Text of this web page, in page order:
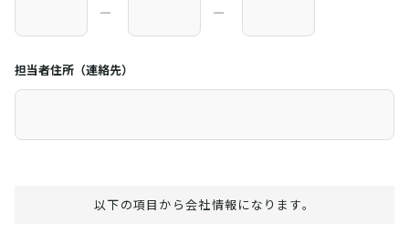
― ―
担当者住所（連絡先）
以下の項目から会社情報になります。